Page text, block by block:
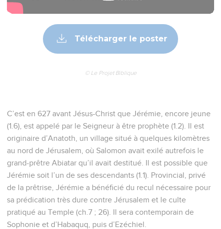
Télécharger le poster
© Le Projet Biblique
C’est en 627 avant Jésus-Christ que Jérémie, encore jeune
(1.6), est appelé par le Seigneur à être prophète (1.2). Il est
originaire d’Anatoth, un village situé à quelques kilomètres
au nord de Jérusalem, où Salomon avait exilé autrefois le
grand-prêtre Abiatar qu’il avait destitué. Il est possible que
Jérémie soit l’un de ses descendants (1.1). Provincial, privé
de la prêtrise, Jérémie a bénéficié du recul nécessaire pour
sa prédication très dure contre Jérusalem et le culte
pratiqué au Temple (ch.7 ; 26). Il sera contemporain de
Sophonie et d’Habaquq, puis d’Ezéchiel.